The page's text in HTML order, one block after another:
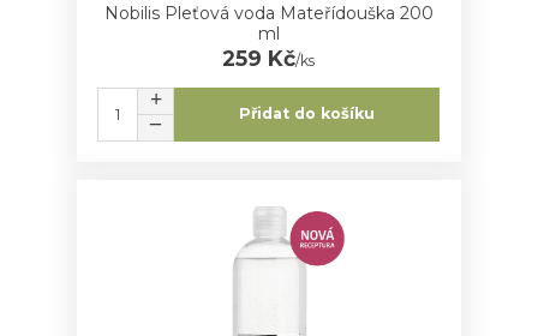
Nobilis Pleťová voda Mateřídouška 200
ml
259 Kč/ks
Přidat do košíku